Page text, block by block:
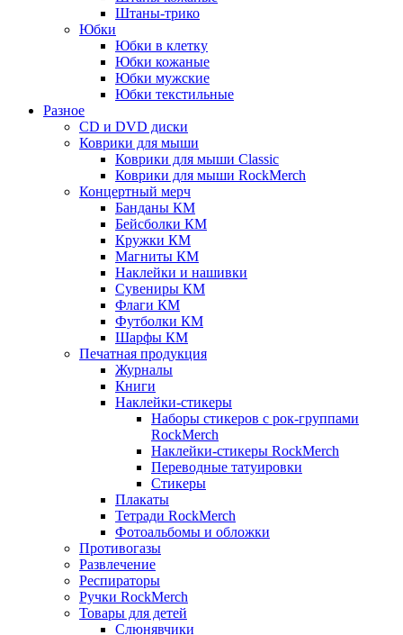
Штаны-трико
Юбки
Юбки в клетку
Юбки кожаные
Юбки мужские
Юбки текстильные
Разное
CD и DVD диски
Коврики для мыши
Коврики для мыши Classic
Коврики для мыши RockMerch
Концертный мерч
Банданы КМ
Бейсболки КМ
Кружки КМ
Магниты КМ
Наклейки и нашивки
Сувениры КМ
Флаги КМ
Футболки КМ
Шарфы КМ
Печатная продукция
Журналы
Книги
Наклейки-стикеры
Наборы стикеров с рок-группами
RockMerch
Наклейки-стикеры RockMerch
Переводные татуировки
Стикеры
Плакаты
Тетради RockMerch
Фотоальбомы и обложки
Противогазы
Развлечение
Респираторы
Ручки RockMerch
Товары для детей
Слюнявчики